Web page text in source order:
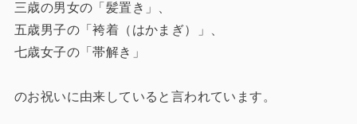
三歳の男女の「髪置き」、
五歳男子の「袴着（はかまぎ）」、
七歳女子の「帯解き」
のお祝いに由来していると言われています。